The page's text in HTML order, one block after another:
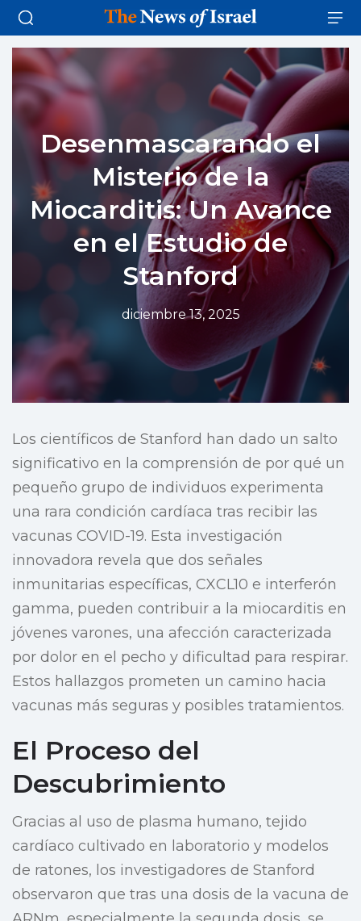
Desenmascarando el
Misterio de la
Miocarditis: Un Avance
en el Estudio de
Stanford
diciembre 13, 2025
Los científicos de Stanford han dado un salto
significativo en la comprensión de por qué un
pequeño grupo de individuos experimenta
una rara condición cardíaca tras recibir las
vacunas COVID-19. Esta investigación
innovadora revela que dos señales
inmunitarias específicas, CXCL10 e interferón
gamma, pueden contribuir a la miocarditis en
jóvenes varones, una afección caracterizada
por dolor en el pecho y dificultad para respirar.
Estos hallazgos prometen un camino hacia
vacunas más seguras y posibles tratamientos.
El Proceso del
Descubrimiento
Gracias al uso de plasma humano, tejido
cardíaco cultivado en laboratorio y modelos
de ratones, los investigadores de Stanford
observaron que tras una dosis de la vacuna de